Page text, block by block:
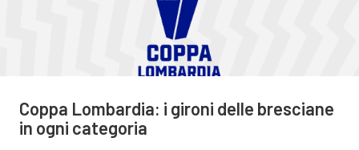
Coppa Lombardia: i gironi delle bresciane
in ogni categoria